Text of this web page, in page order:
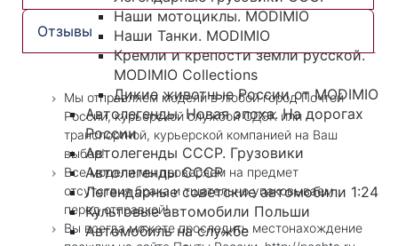
Наши мотоциклы. MODIMIO
Наши Танки. MODIMIO
Кремли и крепости земли русской.
MODIMIO Collections
Дикие животные России от MODIMIO
Автолегенды. Новая эпоха. На дорогах
России
Автолегенды СССР. Грузовики
Автолегенды СССР
Легендарные советские автомобили 1:24
Культовые автомобили Польши
Автомобиль на службе
Отзывы
Мы отправляем модели в любой город Почтой
России, курьерской службой СДЭК или
транспортной, курьерской компанией на Ваш
выбор!
Все модели мы проверяем на предмет
отсутствия брака и тщательно упаковываем
перед отправкой!
Вы всегда можете проследить местонахождение